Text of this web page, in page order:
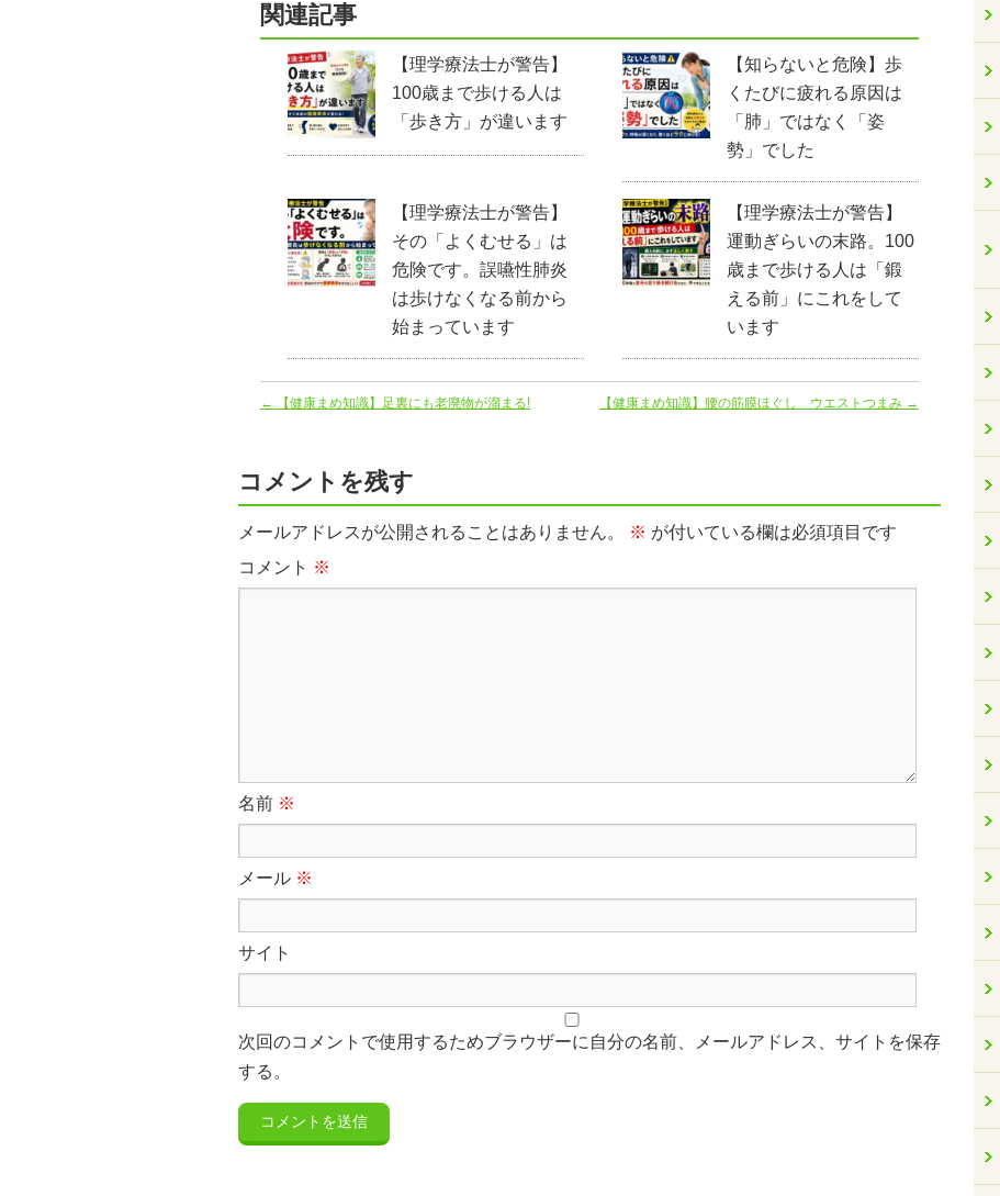
関連記事
【理学療法士が警告】
100歳まで歩ける人は
「歩き方」が違います
【知らないと危険】歩
くたびに疲れる原因は
「肺」ではなく「姿
勢」でした
【理学療法士が警告】
その「よくむせる」は
危険です。誤嚥性肺炎
は歩けなくなる前から
始まっています
【理学療法士が警告】
運動ぎらいの末路。100
歳まで歩ける人は「鍛
える前」にこれをして
います
← 【健康まめ知識】足裏にも老廃物が溜まる! 【健康まめ知識】腰の筋膜ほぐし ウエストつまみ →
コメントを残す
メールアドレスが公開されることはありません。 ※ が付いている欄は必須項目です
コメント ※
名前 ※
メール ※
サイト
次回のコメントで使用するためブラウザーに自分の名前、メールアドレス、サイトを保存
する。